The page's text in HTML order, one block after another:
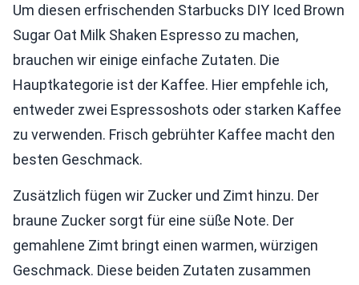
Um diesen erfrischenden Starbucks DIY Iced Brown
Sugar Oat Milk Shaken Espresso zu machen,
brauchen wir einige einfache Zutaten. Die
Hauptkategorie ist der Kaffee. Hier empfehle ich,
entweder zwei Espressoshots oder starken Kaffee
zu verwenden. Frisch gebrühter Kaffee macht den
besten Geschmack.
Zusätzlich fügen wir Zucker und Zimt hinzu. Der
braune Zucker sorgt für eine süße Note. Der
gemahlene Zimt bringt einen warmen, würzigen
Geschmack. Diese beiden Zutaten zusammen